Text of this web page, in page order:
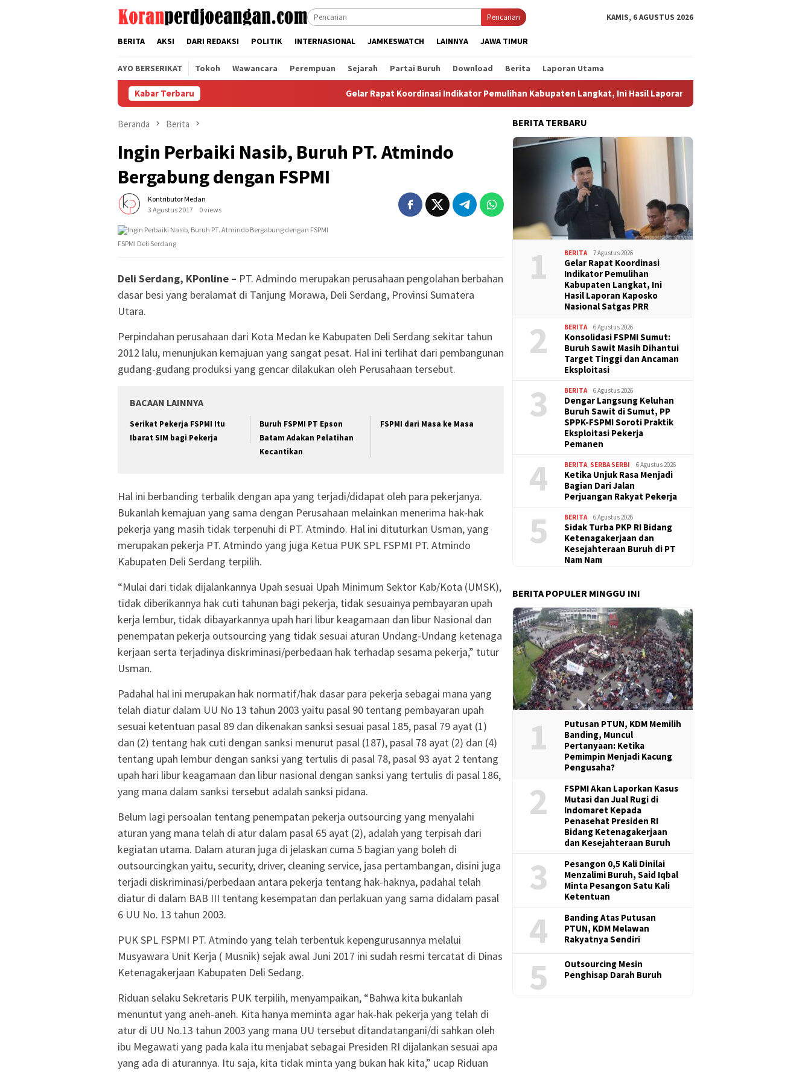
Pencarian KAMIS, 6 AGUSTUS 2026
BERITA AKSI DARI REDAKSI POLITIK INTERNASIONAL JAMKESWATCH LAINNYA JAWA TIMUR
AYO BERSERIKAT Tokoh Wawancara Perempuan Sejarah Partai Buruh Download Berita Laporan Utama
Kabar Terbaru Gelar Rapat Koordinasi Indikator Pemulihan Kabupaten Langkat, Ini Hasil Laporan Kaposko Nasional Satgas PRR
Beranda Berita
Ingin Perbaiki Nasib, Buruh PT. Atmindo
Bergabung dengan FSPMI
Kontributor Medan
3 Agustus 2017
0 views
FSPMI Deli Serdang
Deli Serdang, KPonline – PT. Admindo merupakan perusahaan pengolahan berbahan
dasar besi yang beralamat di Tanjung Morawa, Deli Serdang, Provinsi Sumatera
Utara.
Perpindahan perusahaan dari Kota Medan ke Kabupaten Deli Serdang sekitar tahun
2012 lalu, menunjukan kemajuan yang sangat pesat. Hal ini terlihat dari pembangunan
gudang-gudang produksi yang gencar dilakukan oleh Perusahaan tersebut.
BACAAN LAINNYA
Serikat Pekerja FSPMI Itu
Ibarat SIM bagi Pekerja
Buruh FSPMI PT Epson
Batam Adakan Pelatihan
Kecantikan
FSPMI dari Masa ke Masa
Hal ini berbanding terbalik dengan apa yang terjadi/didapat oleh para pekerjanya.
Bukanlah kemajuan yang sama dengan Perusahaan melainkan menerima hak-hak
pekerja yang masih tidak terpenuhi di PT. Atmindo. Hal ini dituturkan Usman, yang
merupakan pekerja PT. Atmindo yang juga Ketua PUK SPL FSPMI PT. Atmindo
Kabupaten Deli Serdang terpilih.
“Mulai dari tidak dijalankannya Upah sesuai Upah Minimum Sektor Kab/Kota (UMSK),
tidak diberikannya hak cuti tahunan bagi pekerja, tidak sesuainya pembayaran upah
kerja lembur, tidak dibayarkannya upah hari libur keagamaan dan libur Nasional dan
penempatan pekerja outsourcing yang tidak sesuai aturan Undang-Undang ketenaga
kerjaan serta terjadinya diskriminasi/perbedaan hak terhadap sesama pekerja,” tutur
Usman.
Padahal hal ini merupakan hak normatif/hak dasar para pekerja sebagai mana yang
telah diatur dalam UU No 13 tahun 2003 yaitu pasal 90 tentang pembayaran upah
sesuai ketentuan pasal 89 dan dikenakan sanksi sesuai pasal 185, pasal 79 ayat (1)
dan (2) tentang hak cuti dengan sanksi menurut pasal (187), pasal 78 ayat (2) dan (4)
tentang upah lembur dengan sanksi yang tertulis di pasal 78, pasal 93 ayat 2 tentang
upah hari libur keagamaan dan libur nasional dengan sanksi yang tertulis di pasal 186,
yang mana dalam sanksi tersebut adalah sanksi pidana.
Belum lagi persoalan tentang penempatan pekerja outsourcing yang menyalahi
aturan yang mana telah di atur dalam pasal 65 ayat (2), adalah yang terpisah dari
kegiatan utama. Dalam aturan juga di jelaskan cuma 5 bagian yang boleh di
outsourcingkan yaitu, security, driver, cleaning service, jasa pertambangan, disini juga
terjadi diskriminasi/perbedaan antara pekerja tentang hak-haknya, padahal telah
diatur di dalam BAB III tentang kesempatan dan perlakuan yang sama didalam pasal
6 UU No. 13 tahun 2003.
PUK SPL FSPMI PT. Atmindo yang telah terbentuk kepengurusannya melalui
Musyawara Unit Kerja ( Musnik) sejak awal Juni 2017 ini sudah resmi tercatat di Dinas
Ketenagakerjaan Kabupaten Deli Sedang.
Riduan selaku Sekretaris PUK terpilih, menyampaikan, “Bahwa kita bukanlah
menuntut yang aneh-aneh. Kita hanya meminta agar hak-hak pekerja yang telah di
atur di UU No.13 tahun 2003 yang mana UU tersebut ditandatangani/di sahkan oleh
ibu Megawati yang pada kala itu menjabat sebagai Presiden RI dijalankan sesuai apa
yang ada di aturannya. Itu saja, kita tidak minta yang bukan hak kita,” ucap Riduan
BERITA TERBARU
1 BERITA 7 Agustus 2026
Gelar Rapat Koordinasi
Indikator Pemulihan
Kabupaten Langkat, Ini
Hasil Laporan Kaposko
Nasional Satgas PRR
2 BERITA 6 Agustus 2026
Konsolidasi FSPMI Sumut:
Buruh Sawit Masih Dihantui
Target Tinggi dan Ancaman
Eksploitasi
3 BERITA 6 Agustus 2026
Dengar Langsung Keluhan
Buruh Sawit di Sumut, PP
SPPK-FSPMI Soroti Praktik
Eksploitasi Pekerja
Pemanen
4 BERITA SERBA SERBI 6 Agustus 2026
Ketika Unjuk Rasa Menjadi
Bagian Dari Jalan
Perjuangan Rakyat Pekerja
5 BERITA 6 Agustus 2026
Sidak Turba PKP RI Bidang
Ketenagakerjaan dan
Kesejahteraan Buruh di PT
Nam Nam
BERITA POPULER MINGGU INI
1
Putusan PTUN, KDM Memilih
Banding, Muncul
Pertanyaan: Ketika
Pemimpin Menjadi Kacung
Pengusaha?
2
FSPMI Akan Laporkan Kasus
Mutasi dan Jual Rugi di
Indomaret Kepada
Penasehat Presiden RI
Bidang Ketenagakerjaan
dan Kesejahteraan Buruh
3
Pesangon 0,5 Kali Dinilai
Menzalimi Buruh, Said Iqbal
Minta Pesangon Satu Kali
Ketentuan
4
Banding Atas Putusan
PTUN, KDM Melawan
Rakyatnya Sendiri
5
Outsourcing Mesin
Penghisap Darah Buruh